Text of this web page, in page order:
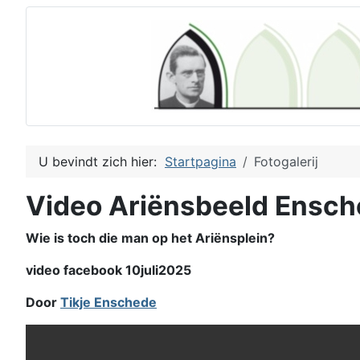
U bevindt zich hier: Startpagina Fotogalerij
Video Ariënsbeeld
Wie is toch die man op het Ariënsplein?
video facebook 10juli2025
Door Tikje Enschede